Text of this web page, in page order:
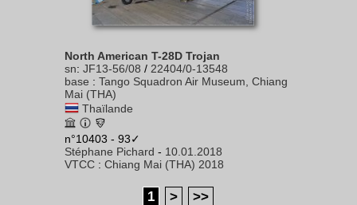
North American T-28D Trojan
sn: JF13-56/08 / 22404/0-13548
base : Tango Squadron Air Museum, Chiang
Mai (THA)
Thaïlande
n°10403 - 93✓
Stéphane Pichard - 10.01.2018
VTCC : Chiang Mai (THA) 2018
1 > >>